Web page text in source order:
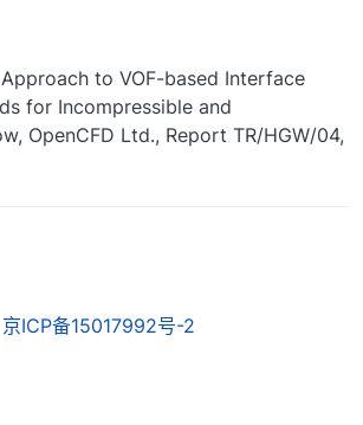
to VOF-based Interface
for Incompressible and
OpenCFD Ltd., Report TR/HGW/04,
京ICP备15017992号-2